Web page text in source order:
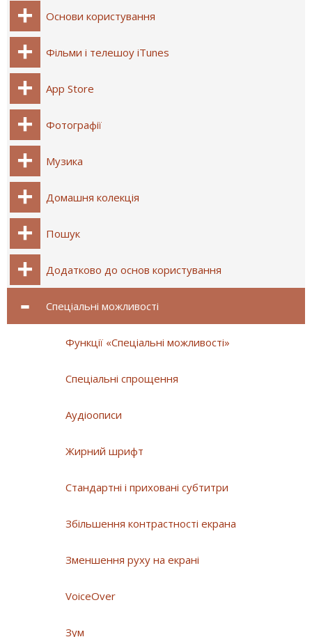
Основи користування
Фільми і телешоу iTunes
App Store
Фотографії
Музика
Домашня колекція
Пошук
Додатково до основ користування
Спеціальні можливості
Функції «Спеціальні можливості»
Спеціальні спрощення
Аудіоописи
Жирний шрифт
Стандартні і приховані субтитри
Збільшення контрастності екрана
Зменшення руху на екрані
VoiceOver
Зум